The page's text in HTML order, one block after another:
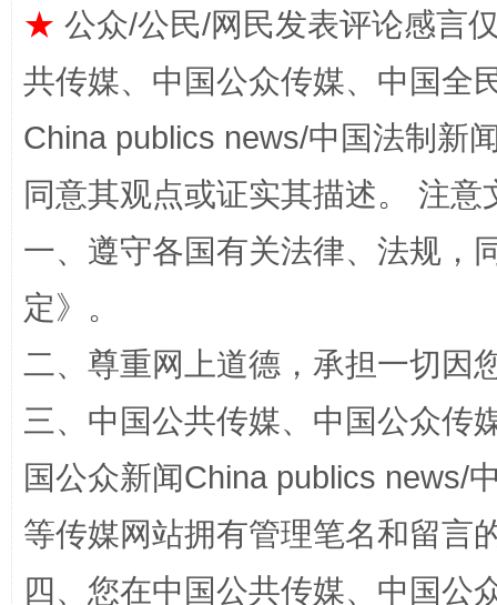
★ 公众/公民/网民发表评论感言
共传媒、中国公众传媒、中国全
China publics news/中国法制新
同意其观点或证实其描述。 注
一、遵守各国有关法律、法规，
定》。
二、尊重网上道德，承担一切因
三、中国公共传媒、中国公众传
国公众新闻China publics news/
等传媒网站拥有管理笔名和留言
四、您在中国公共传媒、中国公